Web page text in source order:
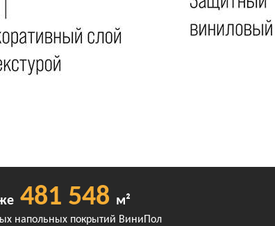
481 548 м²
напольных покрытий ВиниПол